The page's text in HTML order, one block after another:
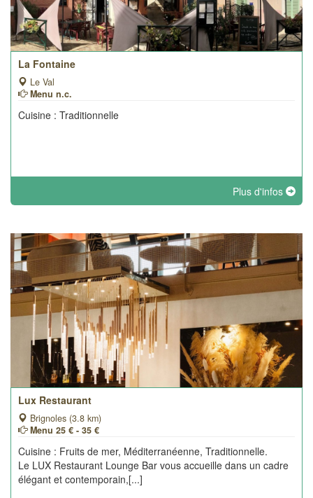
La Fontaine
Le Val
Menu n.c.
Cuisine : Traditionnelle
Plus d'infos
Lux Restaurant
Brignoles (3.8 km)
Menu 25 € - 35 €
Cuisine : Fruits de mer, Méditerranéenne, Traditionnelle.
Le LUX Restaurant Lounge Bar vous accueille dans un cadre
élégant et contemporain,[...]